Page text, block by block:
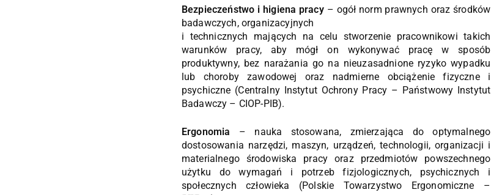
Bezpieczeństwo i higiena pracy – ogół norm prawnych oraz środków
badawczych, organizacyjnych
i technicznych mających na celu stworzenie pracownikowi takich
warunków pracy, aby mógł on wykonywać pracę w sposób
produktywny, bez narażania go na nieuzasadnione ryzyko wypadku
lub choroby zawodowej oraz nadmierne obciążenie fizyczne i
psychiczne (Centralny Instytut Ochrony Pracy – Państwowy Instytut
Badawczy – CIOP-PIB).
Ergonomia – nauka stosowana, zmierzająca do optymalnego
dostosowania narzędzi, maszyn, urządzeń, technologii, organizacji i
materialnego środowiska pracy oraz przedmiotów powszechnego
użytku do wymagań i potrzeb fizjologicznych, psychicznych i
społecznych człowieka (Polskie Towarzystwo Ergonomiczne –